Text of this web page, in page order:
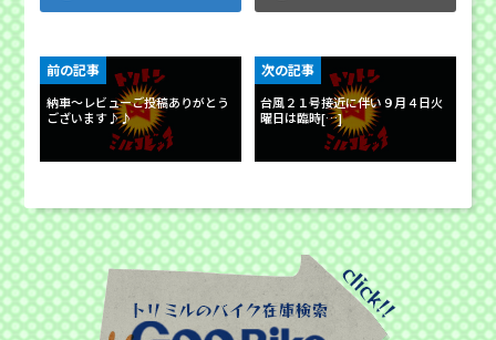
納車～レビューご投稿ありがとう
ございます♪♪
前の記事
台風２１号接近に伴い９月４日火
曜日は臨時[…]
次の記事